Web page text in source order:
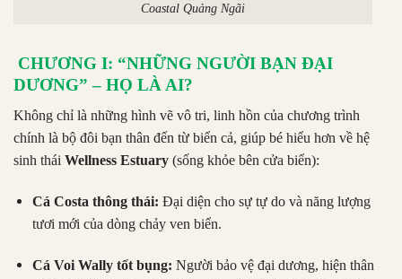
Coastal Quảng Ngãi
CHƯƠNG I: “NHỮNG NGƯỜI BẠN ĐẠI
DƯƠNG” – HỌ LÀ AI?
Không chỉ là những hình vẽ vô tri, linh hồn của chương trình
chính là bộ đôi bạn thân đến từ biển cả, giúp bé hiểu hơn về hệ
sinh thái Wellness Estuary (sống khỏe bên cửa biển):
Cá Costa thông thái: Đại diện cho sự tự do và năng lượng
tươi mới của dòng chảy ven biển.
Cá Voi Wally tốt bụng: Người bảo vệ đại dương, hiện thân